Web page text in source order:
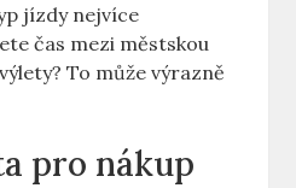
jízdy nejvíce
čas⁤ mezi městskou
To může výrazně⁣
pro nákup